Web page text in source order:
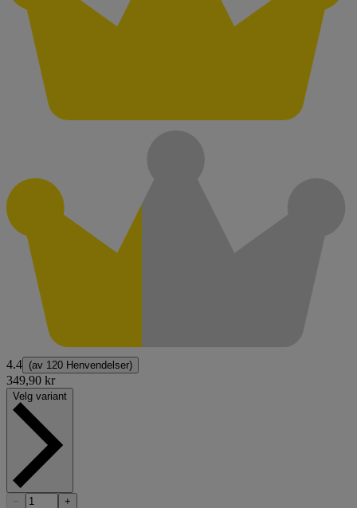
4.4 (av 120 Henvendelser)
349,90 kr
Velg variant
−
+